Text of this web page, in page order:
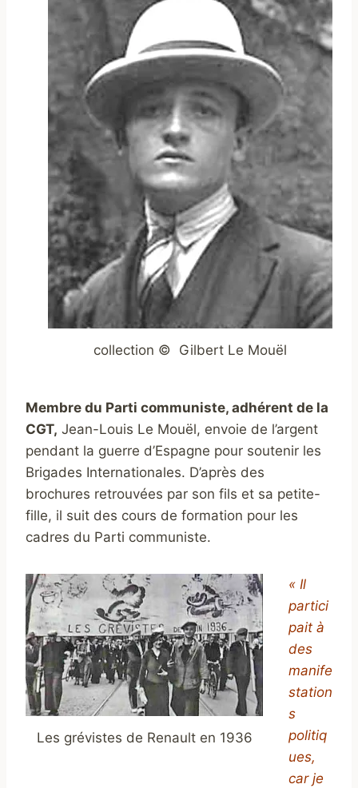
collection © Gilbert Le Mouël
Membre du Parti communiste, adhérent de la
CGT, Jean-Louis Le Mouël, envoie de l’argent
pendant la guerre d’Espagne pour soutenir les
Brigades Internationales. D’après des
brochures retrouvées par son fils et sa petite-
fille, il suit des cours de formation pour les
cadres du Parti communiste.
Les grévistes de Renault en 1936
« Il
partici
pait à
des
manife
station
s
politiq
ues,
car je